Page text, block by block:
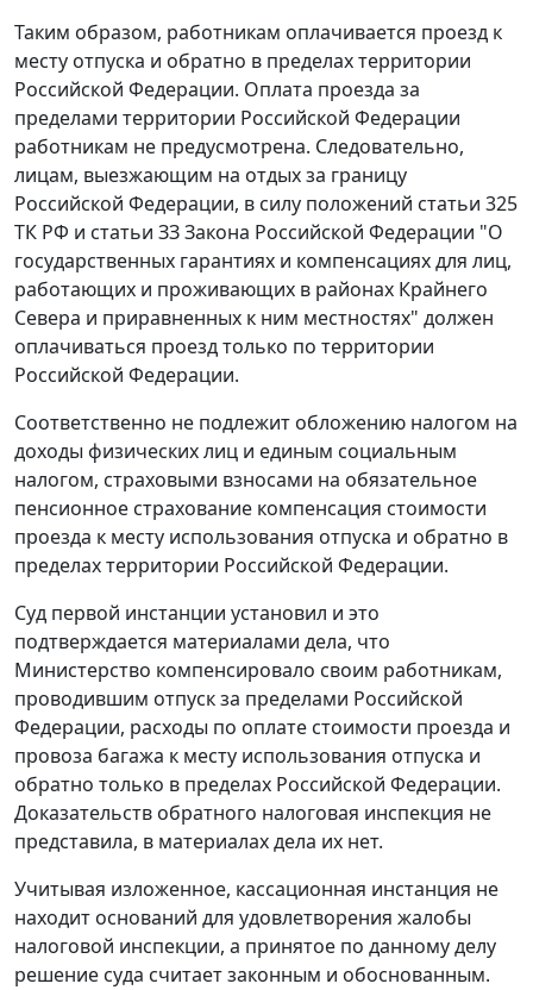
Таким образом, работникам оплачивается проезд к
месту отпуска и обратно в пределах территории
Российской Федерации. Оплата проезда за
пределами территории Российской Федерации
работникам не предусмотрена. Следовательно,
лицам, выезжающим на отдых за границу
Российской Федерации, в силу положений статьи 325
ТК РФ и статьи ЗЗЗакона Российской Федерации "О
государственных гарантиях и компенсациях для лиц,
работающих и проживающих в районах Крайнего
Севера и приравненных к ним местностях" должен
оплачиваться проезд только по территории
Российской Федерации.
Соответственно не подлежит обложению налогом на
доходы физических лиц и единым социальным
налогом, страховыми взносами на обязательное
пенсионное страхование компенсация стоимости
проезда к месту использования отпуска и обратно в
пределах территории Российской Федерации.
Суд первой инстанции установил и это
подтверждается материалами дела, что
Министерство компенсировало своим работникам,
проводившим отпуск за пределами Российской
Федерации, расходы по оплате стоимости проезда и
провоза багажа к месту использования отпуска и
обратно только в пределах Российской Федерации.
Доказательств обратного налоговая инспекция не
представила, в материалах дела их нет.
Учитывая изложенное, кассационная инстанция не
находит оснований для удовлетворения жалобы
налоговой инспекции, а принятое по данному делу
решение суда считает законным и обоснованным.